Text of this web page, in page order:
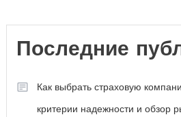
Последние
Как выбрать страховую
критерии надежности и обзор